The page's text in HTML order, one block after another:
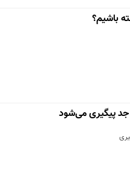
باشیم؟
جد پیگیری می‌شود